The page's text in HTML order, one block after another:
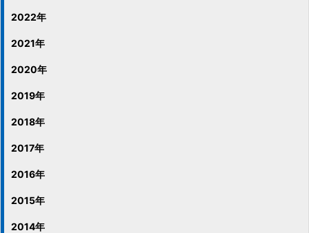
2022年
2021年
2020年
2019年
2018年
2017年
2016年
2015年
2014年